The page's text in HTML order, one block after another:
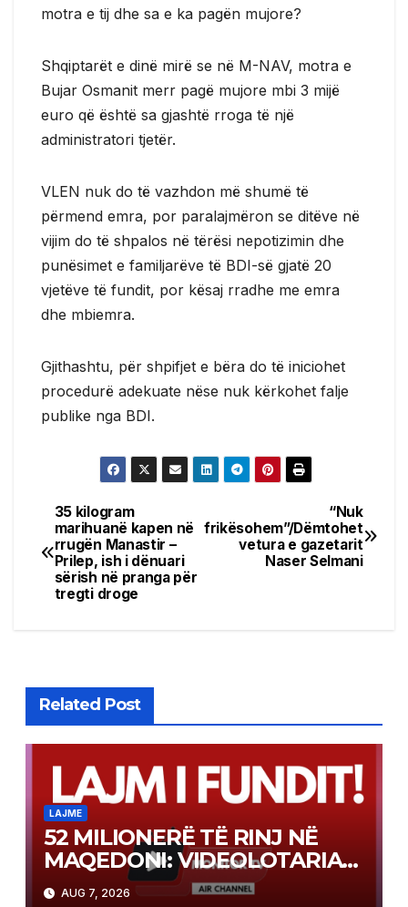
motra e tij dhe sa e ka pagën mujore?
Shqiptarët e dinë mirë se në M-NAV, motra e
Bujar Osmanit merr pagë mujore mbi 3 mijë
euro që është sa gjashtë rroga të një
administratori tjetër.
VLEN nuk do të vazhdon më shumë të
përmend emra, por paralajmëron se ditëve në
vijim do të shpalos në tërësi nepotizimin dhe
punësimet e familjarëve të BDI-së gjatë 20
vjetëve të fundit, por kësaj rradhe me emra
dhe mbiemra.
Gjithashtu, për shpifjet e bëra do të iniciohet
procedurë adekuate nëse nuk kërkohet falje
publike nga BDI.
Post
navigation
“Nuk
frikësohem”/Dëmtohet
vetura e gazetarit
Naser Selmani
35 kilogram
marihuanë kapen në
rrugën Manastir –
Prilep, ish i dënuari
sërish në pranga për
tregti droge
Related Post
LAJME
52 MILIONERË TË RINJ NË
MAQEDONI: VIDEOLOTARIA
KASINOS AUSTRIA PAGOI MBI
AUG 7, 2026